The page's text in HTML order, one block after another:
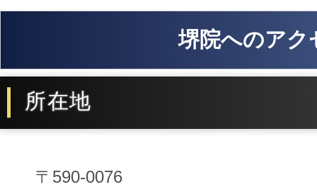
堺院へのアク
所在地
〒590-0076